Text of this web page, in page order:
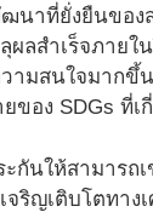
าที่ยั่งยืนของ
ผลสำเร็จภาย
ามสนใจมาก
ของ SDGs ที่
กันให้สามารถ
จริญเติบโตทา